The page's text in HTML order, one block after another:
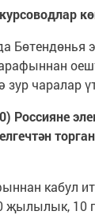
Бөтендөнья
зур чаралар
Россияне
кабул
җылылык, 10